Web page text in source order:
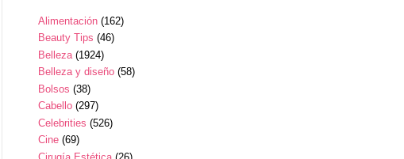
Alimentación (162)
Beauty Tips (46)
Belleza (1924)
Belleza y diseño (58)
Bolsos (38)
Cabello (297)
Celebrities (526)
Cine (69)